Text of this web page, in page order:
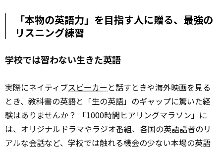
「本物の英語力」を目指す人に贈る、最強の
リスニング練習
学校では習わない生きた英語
実際にネイティブスピーカー と話すときや海外映画を見る
とき、教科書の英語と「生の英語」のギャップに驚いた経
験はありませんか？ 「1000時間ヒアリングマラソン」に
は、オリジナルドラマやラジオ番組、各国の英語話者のリ
アルな会話など、学校では触れる機会の少ない本場の英語